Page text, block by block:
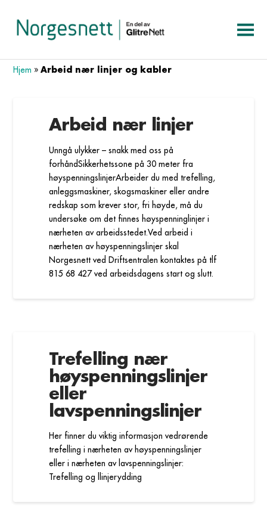
Hjem »Arbeid nær linjer og kabler
Arbeid nær linjer
Unngå ulykker – snakk med oss på
forhåndSikkerhetssone på 30 meter fra
høyspenningslinjerArbeider du med trefelling,
anleggsmaskiner, skogsmaskiner eller andre
redskap som krever stor, fri høyde, må du
undersøke om det finnes høyspenninglinjer i
nærheten av arbeidsstedet.Ved arbeid i
nærheten av høyspenningslinjer skal
Norgesnett ved Driftsentralen kontaktes på tlf
815 68 427 ved arbeidsdagens start og slutt.
Trefelling nær
høyspenningslinjer
eller
lavspenningslinjer
Her finner du viktig informasjon vedrørende
trefelling i nærheten av høyspenningslinjer
eller i nærheten av lavspenningslinjer:
Trefelling og llinjerydding